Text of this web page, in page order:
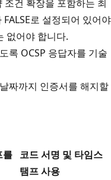
조건 확장을 포함하는 최
로 설정되어 있어야
없어야 합니다.
록 OCSP 응답자를 기술
짜까지 인증서를 해지할
를 코드 서명 및 타임스
탬프 사용